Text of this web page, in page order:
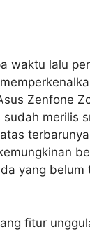
waktu lalu
Zenfone
sudah merilis
yang belum
fitur